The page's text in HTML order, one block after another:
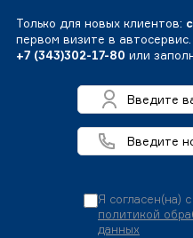
Только для новых клиентов:
первом визите в
+7 (343)302-17-80 или
Я согласен(на) с
политикой
данных